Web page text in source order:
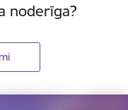
noderīga?